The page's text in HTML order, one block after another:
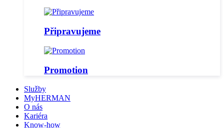
Připravujeme
Promotion
Služby
MyHERMAN
O nás
Kariéra
Know-how